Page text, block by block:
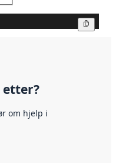
etter?
om hjelp i